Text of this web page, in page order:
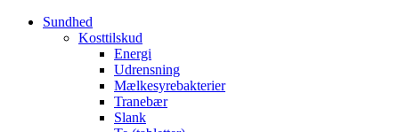
Sundhed
Kosttilskud
Energi
Udrensning
Mælkesyrebakterier
Tranebær
Slank